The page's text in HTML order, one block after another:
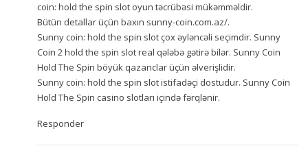
coin: hold the spin slot oyun təcrübəsi mükəmməldir.
Bütün detallar üçün baxın sunny-coin.com.az/.
Sunny coin: hold the spin slot çox əyləncəli seçimdir. Sunny
Coin 2 hold the spin slot real qələbə gətirə bilər. Sunny Coin
Hold The Spin böyük qazanclar üçün əlverişlidir.
Sunny coin: hold the spin slot istifadəçi dostudur. Sunny Coin
Hold The Spin casino slotları içində fərqlənir.
Responder